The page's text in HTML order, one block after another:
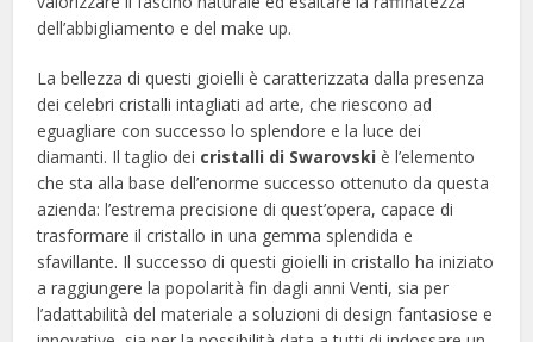
dell’abbigliamento e del make up.
La bellezza di questi gioielli è caratterizzata dalla presenza
dei celebri cristalli intagliati ad arte, che riescono ad
eguagliare con successo lo splendore e la luce dei
diamanti. Il taglio dei cristalli di Swarovski è l’elemento
che sta alla base dell’enorme successo ottenuto da questa
azienda: l’estrema precisione di quest’opera, capace di
trasformare il cristallo in una gemma splendida e
sfavillante. Il successo di questi gioielli in cristallo ha iniziato
a raggiungere la popolarità fin dagli anni Venti, sia per
l’adattabilità del materiale a soluzioni di design fantasiose e